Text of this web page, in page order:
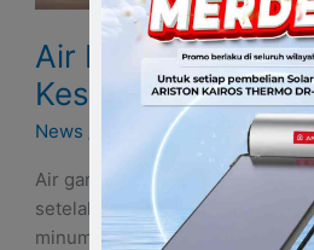
Air Hangat dan
Kesehatan
News Dianis Tantri /19
Air garam dan air hangat di
setelah tidur akan menunda
minum yang kita minum yang